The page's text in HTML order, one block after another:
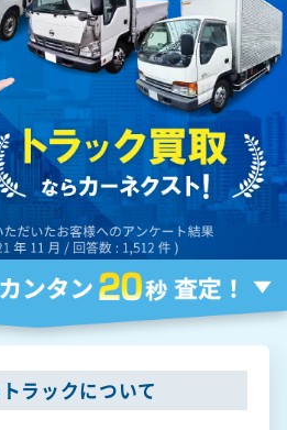
ラックについて